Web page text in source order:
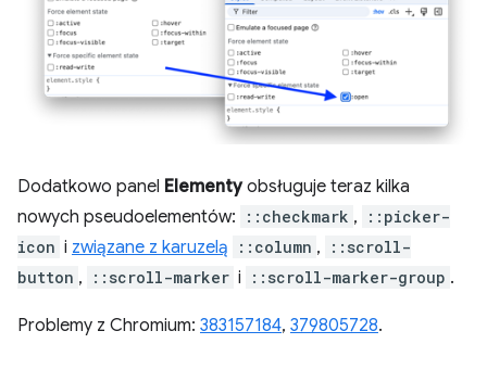
Dodatkowo panel Elementyobsługuje teraz kilka
nowych pseudoelementów:
::checkmark ,
::picker-
icon i związane z karuzelą ::column ,
::scroll-
button , ::scroll-marker i ::scroll-marker-group .
Problemy z Chromium: 383157184, 379805728.